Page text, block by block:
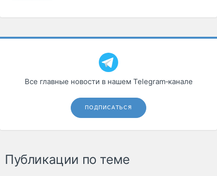
Все главные новости в нашем Telegram‑канале
ПОДПИСАТЬСЯ
Публикации по теме